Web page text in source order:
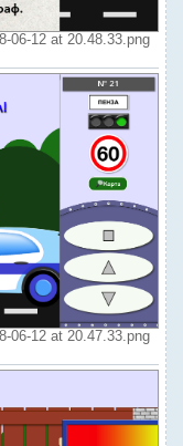
06-12 at 20.48.33.png
06-12 at 20.47.33.png